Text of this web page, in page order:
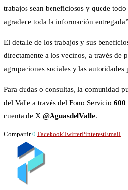
trabajos sean beneficiosos y quede
agradece toda la información
El detalle de los trabajos y sus
directamente a los vecinos, a través de
agrupaciones sociales y las autoridades
Para dudas o consultas, la comunidad
del Valle a través del Fono Servicio 600
cuenta de X @AguasdelValle.
Compartir 0 FacebookTwitterPinterestEmail